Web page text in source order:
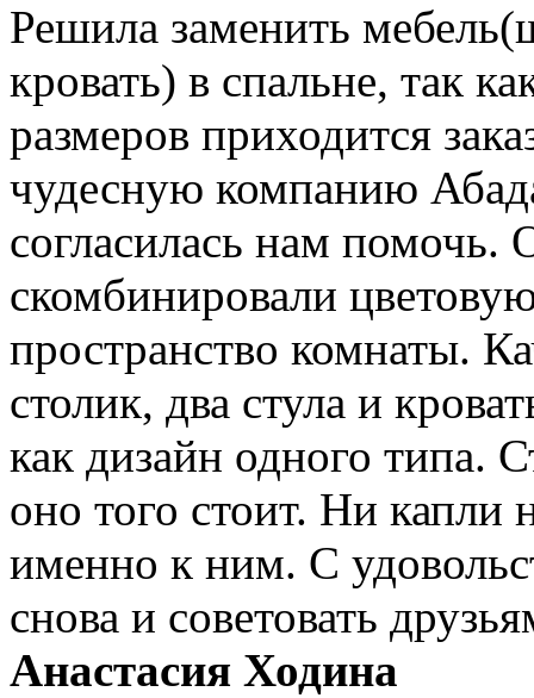
Решила заменить
кровать) в спальне, так
размеров приходится
чудесную компанию
согласилась нам помочь.
скомбинировали
пространство комнаты.
столик, два стула и
как дизайн одного типа.
оно того стоит. Ни капли
именно к ним. С
снова и советовать
Анастасия Ходина